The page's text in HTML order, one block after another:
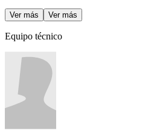
Ver más Ver más
Equipo técnico